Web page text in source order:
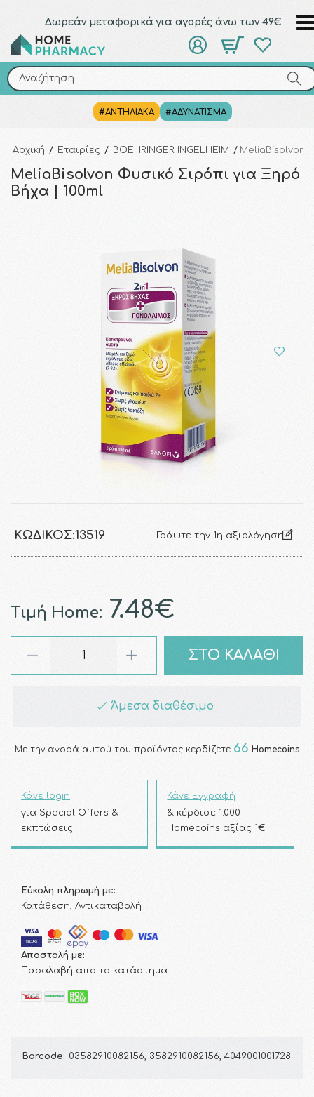
Δωρεάν μεταφορικά για αγορές άνω των 49€
Αναζήτηση
#ΑΝΤΗΛΙΑΚΑ #ΑΔΥΝΑΤΙΣΜΑ
Αναζήτηση
Αρχική / Εταιρίες / BOEHRINGER INGELHEIM / MeliaBisolvon
MeliaBisolvon Φυσικό Σιρόπι για Ξηρό
Βήχα | 100ml
ΚΩΔΙΚΌΣ:13519 Γράψτε την 1η αξιολόγηση
Τιμή Home: 7.48€
ΣΤΟ ΚΑΛΑΘΙ
Άμεσα διαθέσιμο
Με την αγορά αυτού του προϊόντος κερδίζετε 66 Homecoins
Κάνε login
για Special Offers &
εκπτώσεις!
Κάνε Εγγραφή
& κέρδισε 1.000
Homecoins αξίας 1€
Εύκολη πληρωμή με:
Κατάθεση, Αντικαταβολή
Αποστολή με:
Παραλαβή απο το κατάστημα
Barcode: 03582910082156, 3582910082156, 4049001001728